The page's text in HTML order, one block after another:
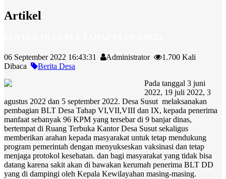
Artikel
06 September 2022 16:43:31 Administrator
1.700 Kali
Dibaca
Berita Desa
Pada tanggal 3 juni
2022, 19 juli 2022, 3
agustus 2022 dan 5 september 2022. Desa Susut melaksanakan
pembagian BLT Desa Tahap VI,VII,VIII dan IX, kepada penerima
manfaat sebanyak 96 KPM yang tersebar di 9 banjar dinas,
bertempat di Ruang Terbuka Kantor Desa Susut sekaligus
memberikan arahan kepada masyarakat untuk tetap mendukung
program pemerintah dengan menyukseskan vaksinasi dan tetap
menjaga protokol kesehatan. dan bagi masyarakat yang tidak bisa
datang karena sakit akan di bawakan kerumah penerima BLT DD
yang di dampingi oleh Kepala Kewilayahan masing-masing.